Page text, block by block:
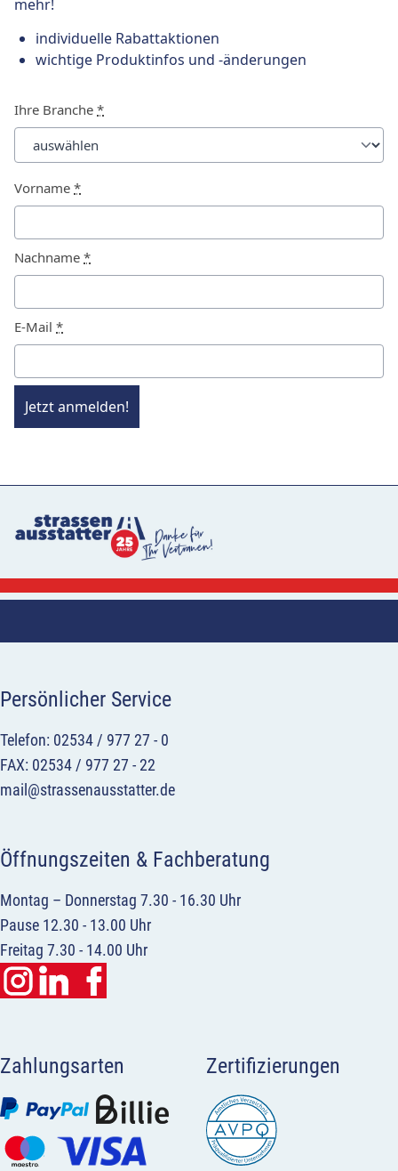
mehr!
individuelle Rabattaktionen
wichtige Produktinfos und -änderungen
Ihre Branche *
Vorname *
Nachname *
E-Mail *
Jetzt anmelden!
Persönlicher Service
Telefon: 02534 / 977 27 - 0
FAX: 02534 / 977 27 - 22
mail@strassenausstatter.de
Öffnungszeiten & Fachberatung
Montag – Donnerstag 7.30 - 16.30 Uhr
Pause 12.30 - 13.00 Uhr
Freitag 7.30 - 14.00 Uhr
Zahlungsarten Zertifizierungen